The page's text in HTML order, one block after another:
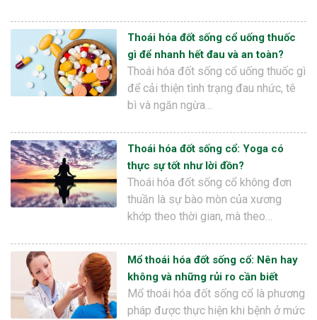
Thoái hóa đốt sống cổ uống thuốc
gì để nhanh hết đau và an toàn?
Thoái hóa đốt sống cổ uống thuốc gì
để cải thiện tình trạng đau nhức, tê
bì và ngăn ngừa…
Thoái hóa đốt sống cổ: Yoga có
thực sự tốt như lời đồn?
Thoái hóa đốt sống cổ không đơn
thuần là sự bào mòn của xương
khớp theo thời gian, mà theo…
Mổ thoái hóa đốt sống cổ: Nên hay
không và những rủi ro cần biết
Mổ thoái hóa đốt sống cổ là phương
pháp được thực hiện khi bệnh ở mức